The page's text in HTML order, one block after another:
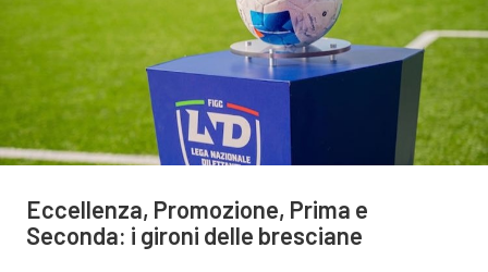
Eccellenza, Promozione, Prima e
Seconda: i gironi delle bresciane